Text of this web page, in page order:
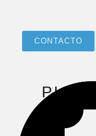
CONTACTO
PLAN